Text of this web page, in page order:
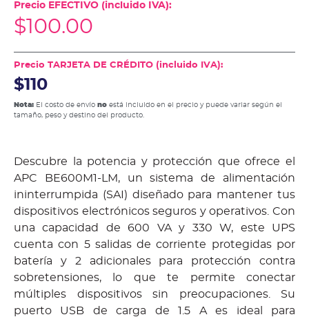
Precio EFECTIVO (incluido IVA):
$100.00
Precio TARJETA DE CRÉDITO (incluido IVA):
$110
Nota: El costo de envío no está incluido en el precio y puede variar según el
tamaño, peso y destino del producto.
Descubre la potencia y protección que ofrece el
APC BE600M1-LM, un sistema de alimentación
ininterrumpida (SAI) diseñado para mantener tus
dispositivos electrónicos seguros y operativos. Con
una capacidad de 600 VA y 330 W, este UPS
cuenta con 5 salidas de corriente protegidas por
batería y 2 adicionales para protección contra
sobretensiones, lo que te permite conectar
múltiples dispositivos sin preocupaciones. Su
puerto USB de carga de 1.5 A es ideal para